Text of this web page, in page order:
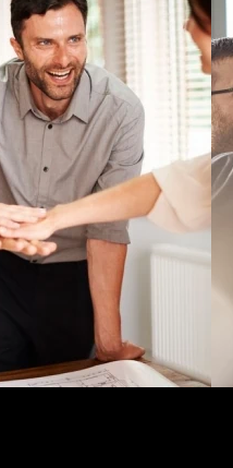
KONTAKT